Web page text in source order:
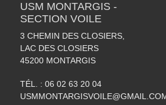
USM MONTARGIS -
SECTION VOILE
3 CHEMIN DES CLOSIERS,
LAC DES CLOSIERS
45200 MONTARGIS
TÉL. : 06 02 63 20 04